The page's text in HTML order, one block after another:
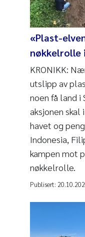
«Plast-
nøkkelrolle
KRONIKK:
utslipp av
noen få land i
aksjonen skal
havet og
Indonesia,
kampen mot
nøkkelrolle.
Publisert: